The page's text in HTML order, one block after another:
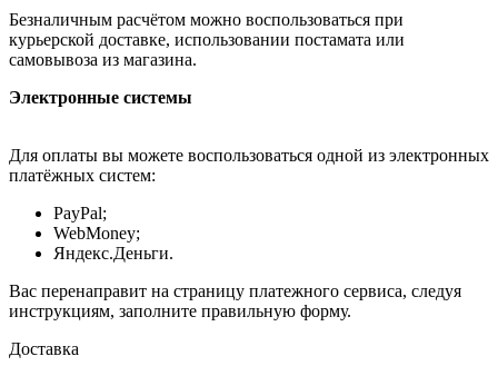
Безналичным расчётом можно воспользоваться при
курьерской доставке, использовании постамата или
самовывоза из магазина.
Электронные системы
Для оплаты вы можете воспользоваться одной из электронных
платёжных систем:
PayPal;
WebMoney;
Яндекс.Деньги.
Вас перенаправит на страницу платежного сервиса, следуя
инструкциям, заполните правильную форму.
Доставка